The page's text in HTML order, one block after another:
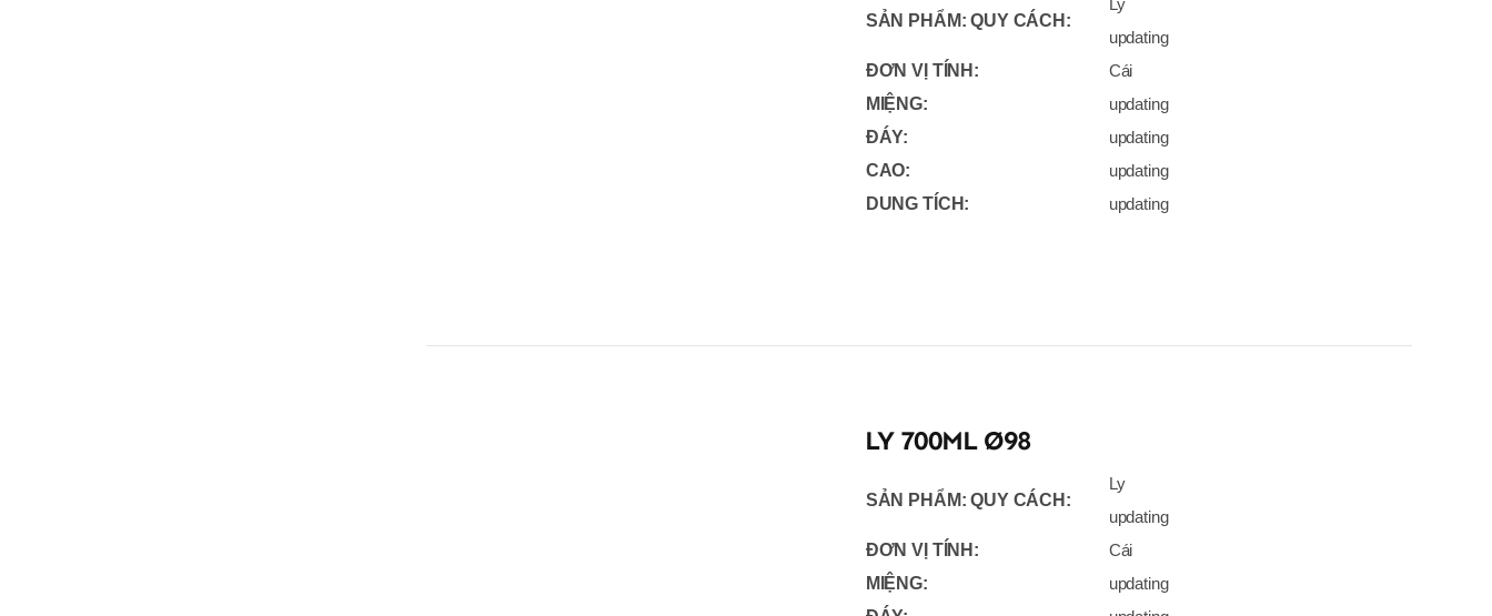
SẢN PHẨM: QUY CÁCH:
updating
ĐƠN VỊ TÍNH:
Cái
MIỆNG:
updating
ĐÁY:
updating
CAO:
updating
DUNG TÍCH:
updating
LY 700ML Ø98
SẢN PHẨM: QUY CÁCH:
Ly
updating
ĐƠN VỊ TÍNH:
Cái
MIỆNG:
updating